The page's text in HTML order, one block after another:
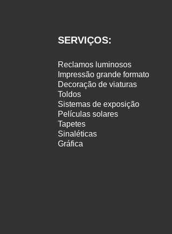
SERVIÇOS:
reclamos luminosos
impressão grande formato
decoração de viaturas
toldos
sistemas de exposição
películas solares
tapetes
sinaléticas
gráfica